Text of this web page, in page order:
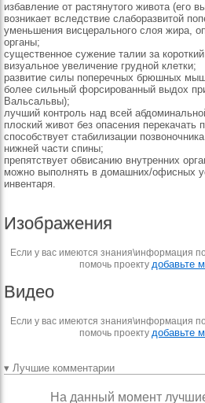
избавление от растянутого живота (его
возникает вследствие слаборазвитой
уменьшения висцерального слоя жира,
органы;
существенное сужение талии за
визуальное увеличение грудной клетки;
развитие силы поперечных брюшных
более сильный форсированный выдох
Вальсальвы);
лучший контроль над всей
плоский живот без опасения перекачать
способствует стабилизации
нижней части спины;
препятствует обвисанию внутренних
можно выполнять в домашних/офисных
инвентаря.
Изображения
Если у вас имеются знания\информация
помочь проекту добавьте
Видео
Если у вас имеются знания\информация
помочь проекту добавьте
▾ Лучшие комментарии
На данный момент